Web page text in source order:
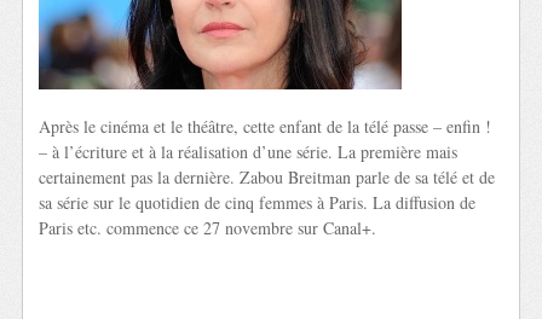
Après le cinéma et le théâtre, cette enfant de la télé passe – enfin !
– à l’écriture et à la réalisation d’une série. La première mais
certainement pas la dernière. Zabou Breitman parle de sa télé et de
sa série sur le quotidien de cinq femmes à Paris. La diffusion de
Paris etc. commence ce 27 novembre sur Canal+.